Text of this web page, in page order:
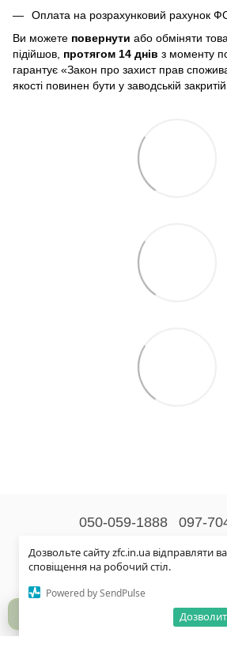
Дозвольте сайту zfc.in.ua відправляти
сповіщення на робочий стіл.
Powered by SendPulse
Оплата на розрахунковий рахунок
Ви можете повернути або обміняти
підійшов, протягом 14 днів з моменту
гарантує «Закон про захист прав
якості повинен бути у заводській закритій
050-059-1888 097-
Контактна
© 2026